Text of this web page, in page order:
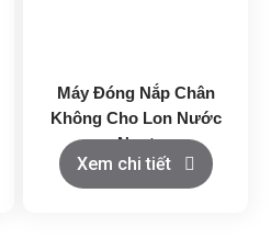
Máy Đóng Nắp Chân
Không Cho Lon Nước
Ngọt
Xem chi tiết